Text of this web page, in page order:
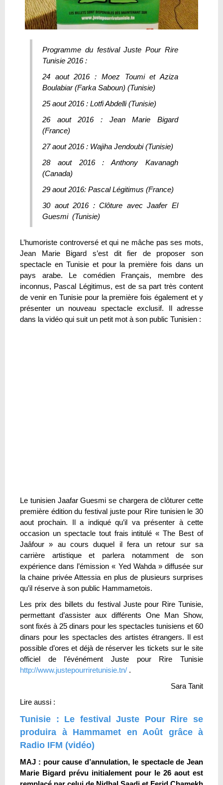
Programme du festival Juste Pour Rire
Tunisie 2016 :
24 aout 2016 : Moez Toumi et Aziza
Boulabiar (Farka Saboun) (Tunisie)
25 aout 2016 : Lotfi Abdelli (Tunisie)
26 aout 2016 : Jean Marie Bigard
(France)
27 aout 2016 : Wajiha Jendoubi (Tunisie)
28 aout 2016 : Anthony Kavanagh
(Canada)
29 aout 2016: Pascal Légitimus (France)
30 aout 2016 : Clôture avec Jaafer El
Guesmi (Tunisie)
L’humoriste controversé et qui ne mâche pas ses mots,
Jean Marie Bigard s’est dit fier de proposer son
spectacle en Tunisie et pour la première fois dans un
pays arabe. Le comédien Français, membre des
inconnus, Pascal Légitimus, est de sa part très content
de venir en Tunisie pour la première fois également et y
présenter un nouveau spectacle exclusif. Il adresse
dans la vidéo qui suit un petit mot à son public Tunisien :
Le tunisien Jaafar Guesmi se chargera de clôturer cette
première édition du festival juste pour Rire tunisien le 30
aout prochain. Il a indiqué qu’il va présenter à cette
occasion un spectacle tout frais intitulé « The Best of
Jaâfour » au cours duquel il fera un retour sur sa
carrière artistique et parlera notamment de son
expérience dans l’émission « Yed Wahda » diffusée sur
la chaine privée Attessia en plus de plusieurs surprises
qu’il réserve à son public Hammametois.
Les prix des billets du festival Juste pour Rire Tunisie,
permettant d’assister aux différents One Man Show,
sont fixés à 25 dinars pour les spectacles tunisiens et 60
dinars pour les spectacles des artistes étrangers. Il est
possible d’ores et déjà de réserver les tickets sur le site
officiel de l’événément Juste pour Rire Tunisie
http://www.justepourriretunisie.tn/ .
Sara Tanit
Lire aussi :
Tunisie : Le festival Juste Pour Rire se
produira à Hammamet en Août grâce à
Radio IFM (vidéo)
MAJ : pour cause d’annulation, le spectacle de Jean
Marie Bigard prévu initialement pour le 26 aout est